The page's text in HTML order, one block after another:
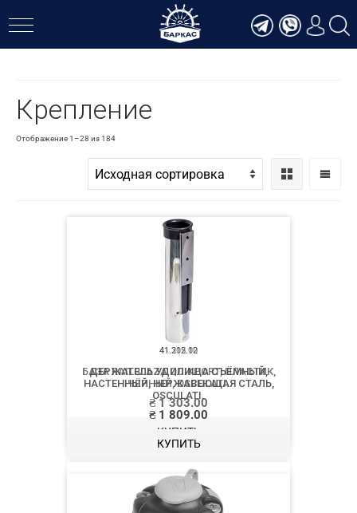
Крепление
Отображение 1–28 из 184
41.305.00
БАЗА RAILBLAZA QUIKPORT, ПЛАСТИК,
ЧЁРНЫЙ, OSCULATI.
₴1 303.00
КУПИТЬ